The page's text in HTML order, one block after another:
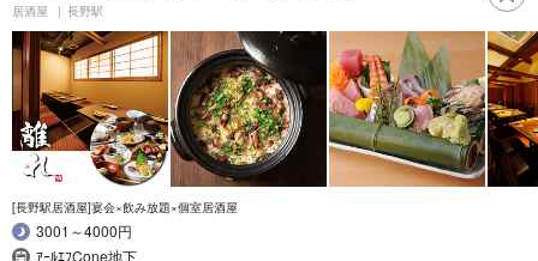
居酒屋 長野駅
[長野駅居酒屋]宴会×飲み放題×個室居酒屋
3001～4000円
ｱｰﾙｴﾌCone地下